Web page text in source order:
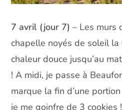
7 avril (jour 7) – Les murs
chapelle noyés de soleil
chaleur douce jusqu’au
! A midi, je passe à
marque la fin d’une
je me goinfre de 3 cookies